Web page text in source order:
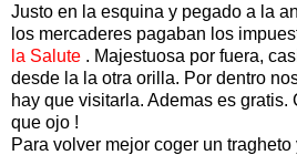
Justo en la esquina y pegado a la
los mercaderes pagaban los
la Salute . Majestuosa por fuera,
desde la la otra orilla. Por dentro
hay que visitarla. Ademas es gratis.
que ojo !
Para volver mejor coger un tragheto